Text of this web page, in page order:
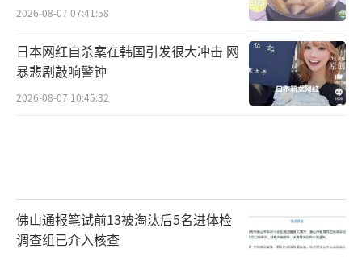
“老丈人这话里有话，明年叫阿姨这事
儿，真的是调侃还是考验啊？”
“看来想在老丈人面前混得好，掰玉米也
是个门道，得有个拼劲。”
“今年干活不积极，明年叫阿姨，哈哈，
这个玩笑挺狠的，但也挺真。”
2026-08-07 07:41:58
日本网红自杀案在韩国引发很大冲击 网
暴悲剧敲响警钟
2026-08-07 10:45:32
佛山通报笔试前13被淘汰后5名进体检
调查组已介入核查